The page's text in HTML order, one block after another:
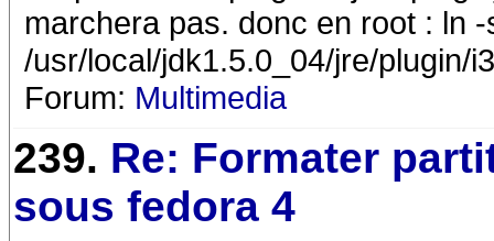
marchera pas. donc en root : ln -
/usr/local/jdk1.5.0_04/jre/plugin/
Forum: Multimedia
239. Re: Formater
sous fedora 4